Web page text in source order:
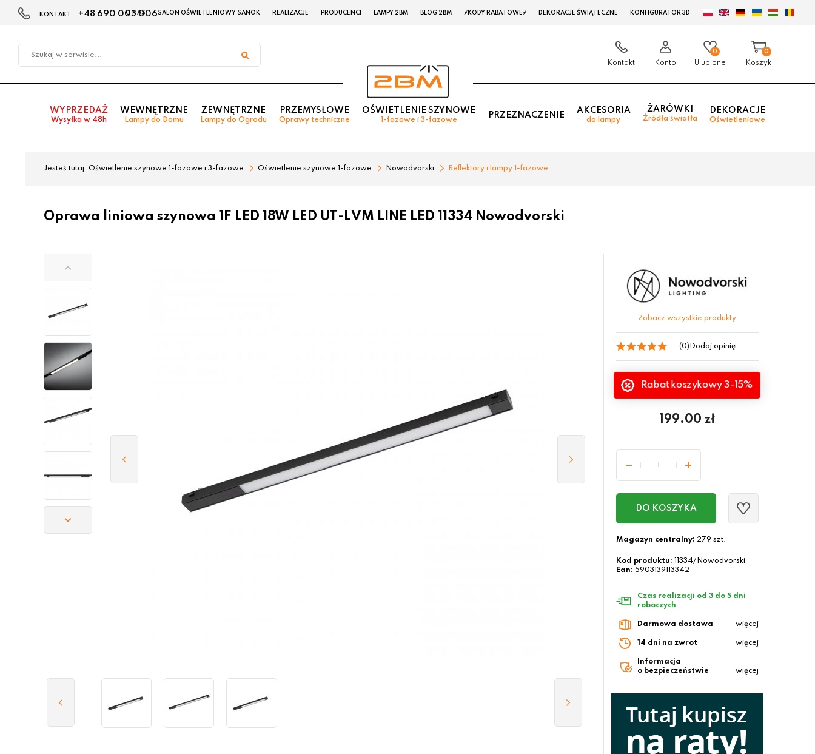
w
KONTAKT +48 690 003 006
O NAS SALON OŚWIETLENIOWY SANOK REALIZACJE PRODUCENCI LAMPY 2BM BLOG 2BM ⚡KODY RABATOWE⚡ DEKORACJE ŚWIĄTECZNE KONFIGURATOR 3D
Kontakt Konto
0
Ulubione
0
Koszyk
WYPRZEDAŻ
Wysyłka w 48h
WEWNĘTRZNE
Lampy do Domu
ZEWNĘTRZNE
Lampy do Ogrodu
PRZEMYSŁOWE
Oprawy techniczne
OŚWIETLENIE SZYNOWE
1-fazowe i 3-fazowe
PRZEZNACZENIE
AKCESORIA
do lampy
ŻARÓWKI
Źródła światła
DEKORACJE
Oświetleniowe
Jesteś tutaj: Oświetlenie szynowe 1-fazowe i 3-fazowe Oświetlenie szynowe 1-fazowe Nowodvorski Reflektory i lampy 1-fazowe
Oprawa liniowa szynowa 1F LED 18W LED UT-LVM LINE LED 11334 Nowodvorski
Zobacz wszystkie produkty
(0) Dodaj opinię
Rabat koszykowy 3-15%
199.00 zł
DO KOSZYKA
Magazyn centralny: 279 szt.
Kod produktu:
11334/Nowodvorski
Ean: 5903139113342
Czas realizacji od 3 do 5 dni
roboczych
Darmowa dostawa więcej
14 dni na zwrot więcej
Informacja
o bezpieczeństwie
więcej